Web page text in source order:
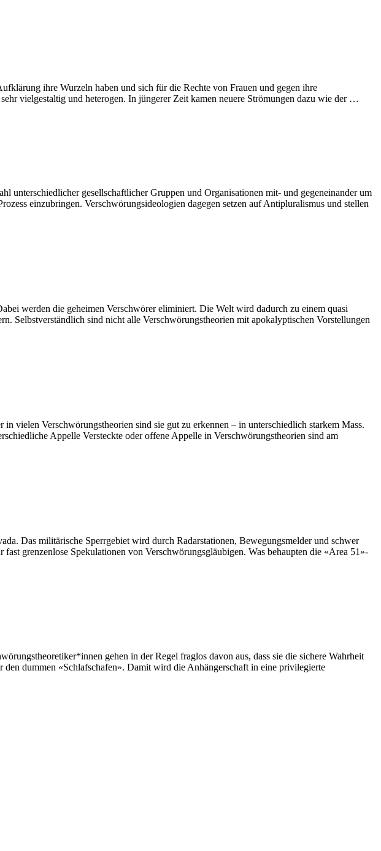
ihre Wurzeln haben und sich für die Rechte von Frauen und gegen ihre
vielgestaltig und heterogen. In jüngerer Zeit kamen neuere Strömungen dazu wie der …
unterschiedlicher gesellschaftlicher Gruppen und Organisationen mit- und gegeneinander um
einzubringen. Verschwörungsideologien dagegen setzen auf Antipluralismus und stellen
werden die geheimen Verschwörer eliminiert. Die Welt wird dadurch zu einem quasi
Selbstverständlich sind nicht alle Verschwörungstheorien mit apokalyptischen Vorstellungen
vielen Verschwörungstheorien sind sie gut zu erkennen – in unterschiedlich starkem Mass.
Appelle Versteckte oder offene Appelle in Verschwörungstheorien sind am
Das militärische Sperrgebiet wird durch Radarstationen, Bewegungsmelder und schwer
grenzenlose Spekulationen von Verschwörungsgläubigen. Was behaupten die «Area 51»-
gehen in der Regel fraglos davon aus, dass sie die sichere Wahrheit
dummen «Schlafschafen». Damit wird die Anhängerschaft in eine privilegierte